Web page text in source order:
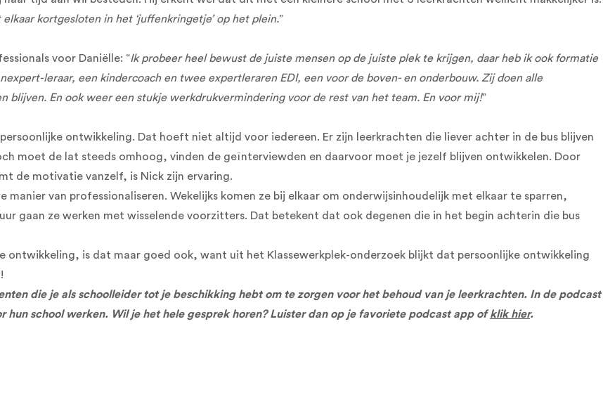
kortgesloten in het ‘juffenkringetje’ op het plein.”
voor Daniëlle: “Ik probeer heel bewust de juiste mensen op de juiste plek te krijgen, daar heb ik ook formatie
leraar, een kindercoach en twee expertleraren EDI, een voor de boven- en onderbouw. Zij doen alle
blijven. En ook weer een stukje werkdrukvermindering voor de rest van het team. En voor mij!”
ontwikkeling. Dat hoeft niet altijd voor iedereen. Er zijn leerkrachten die liever achter in de bus blijven
moet de lat steeds omhoog, vinden de geïnterviewden en daarvoor moet je jezelf blijven ontwikkelen. Door
de motivatie vanzelf, is Nick zijn ervaring.
van professionaliseren. Wekelijks komen ze bij elkaar om onderwijsinhoudelijk met elkaar te sparren,
gaan ze werken met wisselende voorzitters. Dat betekent dat ook degenen die in het begin achterin die bus
is dat maar goed ook, want uit het Klassewerkplek-onderzoek blijkt dat persoonlijke ontwikkeling
die je als schoolleider tot je beschikking hebt om te zorgen voor het behoud van je leerkrachten. In de podcast
hun school werken. Wil je het hele gesprek horen? Luister dan op je favoriete podcast app ofklik hier.